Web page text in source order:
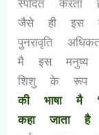
स्पंदित करता
जैसे ही इस
पुनरावृति
मै इस मनुष्य
शिशु के रूप
की भाषा मै
कहा जाता है.